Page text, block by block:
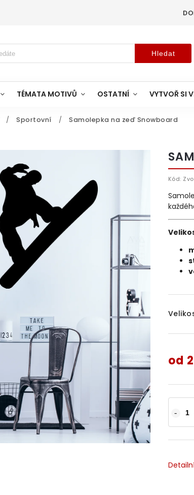
Hledat
TÉMATA MOTIVŮ OSTATNÍ VYTVOŘ SI
/ Sportovní / Samolepka na zeď Snowboard
Kód:
od